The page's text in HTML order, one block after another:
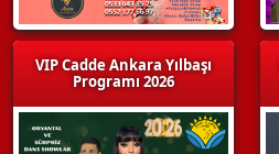
VIP Cadde Ankara Yılbaşı
Programı 2026